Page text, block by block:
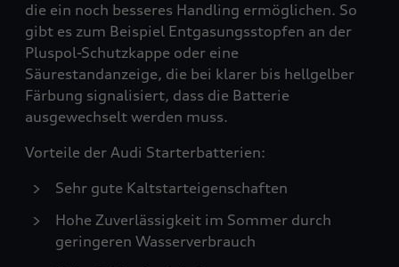
die ein noch besseres Handling ermöglichen. So
gibt es zum Beispiel Entgasungsstopfen an der
Pluspol-Schutzkappe oder eine
Säurestandanzeige, die bei klarer bis hellgelber
Färbung signalisiert, dass die Batterie
ausgewechselt werden muss.
Vorteile der Audi Starterbatterien:
Sehr gute Kaltstarteigenschaften
Hohe Zuverlässigkeit im Sommer durch
geringeren Wasserverbrauch